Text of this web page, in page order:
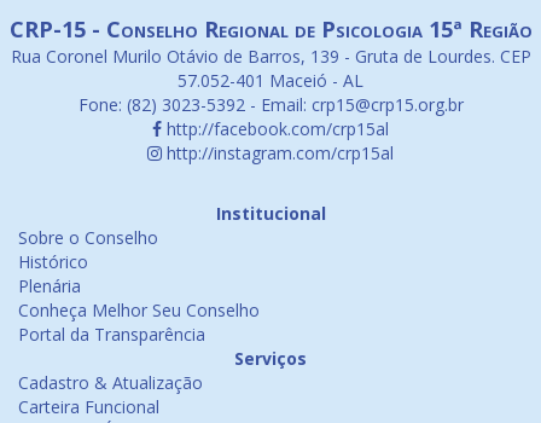
CRP-15 - Conselho Regional de Psicologia 15ª Região
Rua Coronel Murilo Otávio de Barros, 139 - Gruta de Lourdes. CEP
57.052-401 Maceió - AL
Fone: (82) 3023-5392 - Email: crp15@crp15.org.br
http://facebook.com/crp15al
http://instagram.com/crp15al
Institucional
Sobre o Conselho
Histórico
Plenária
Conheça Melhor Seu Conselho
Portal da Transparência
Serviços
Cadastro & Atualização
Carteira Funcional